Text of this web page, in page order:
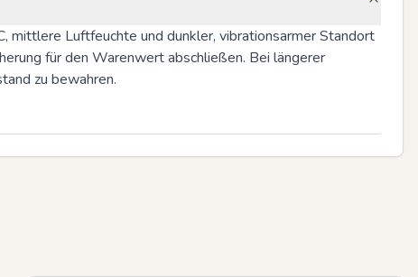
mittlere Luftfeuchte und dunkler, vibrationsarmer Standort
für den Warenwert abschließen. Bei längerer
zu bewahren.